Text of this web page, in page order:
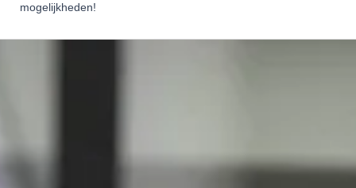
mogelijkheden!